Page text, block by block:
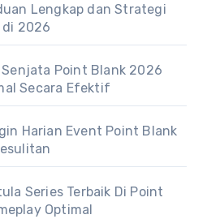
Lengkap dan Strategi
di 2026
Point Blank 2026
Secara Efektif
Harian Event Point Blank
Series Terbaik Di Point
Optimal